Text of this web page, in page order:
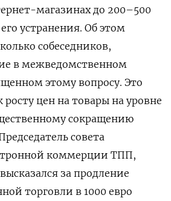
магазинах до 200–500
устранения. Об этом
собеседников,
в межведомственном
этому вопросу. Это
цен на товары на уровне
сокращению
совета
коммерции ТПП,
за продление
торговли в 1000 евро